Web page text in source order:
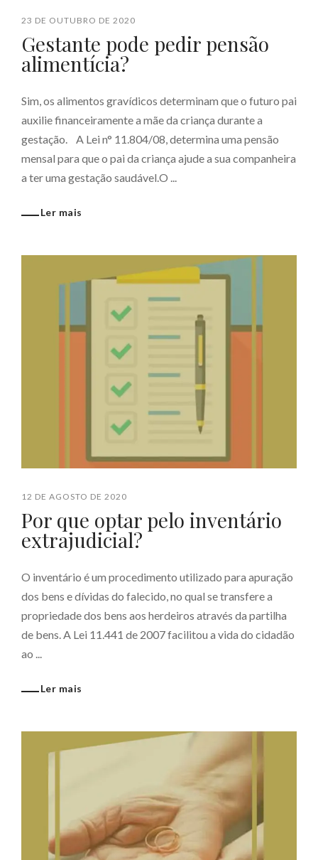
23 DE OUTUBRO DE 2020
Gestante pode pedir pensão
alimentícia?
Sim, os alimentos gravídicos determinam que o futuro pai
auxilie financeiramente a mãe da criança durante a
gestação.⠀A Lei n° 11.804/08, determina uma pensão
mensal para que o pai da criança ajude a sua companheira
a ter uma gestação saudável.O ...
Ler mais
12 DE AGOSTO DE 2020
Por que optar pelo inventário
extrajudicial?
O inventário é um procedimento utilizado para apuração
dos bens e dívidas do falecido, no qual se transfere a
propriedade dos bens aos herdeiros através da partilha
de bens. A Lei 11.441 de 2007 facilitou a vida do cidadão
ao ...
Ler mais